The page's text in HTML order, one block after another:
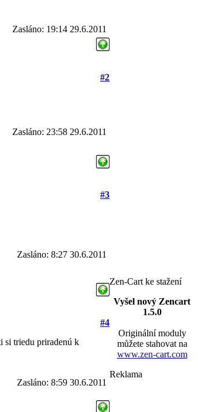
Zasláno: 19:14 29.6.2011
#2
Zasláno: 23:58 29.6.2011
#3
Zasláno: 8:27 30.6.2011
#4
si triedu priradenú k
Zasláno: 8:59 30.6.2011
Zen-Cart ke stažení
Vyšel nový Zencart
1.5.0
Originální moduly
můžete stahovat na
www.zen-cart.com
Reklama